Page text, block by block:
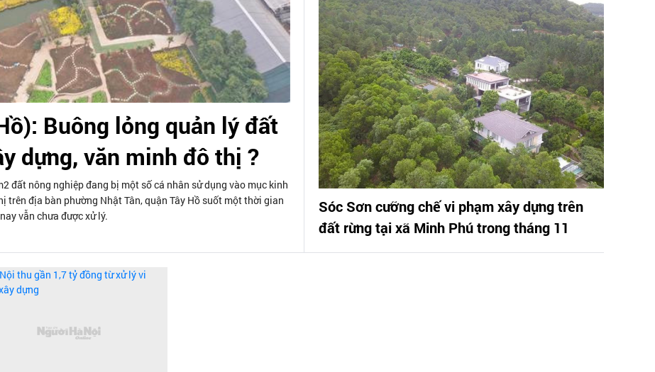
Buông lỏng quản lý đất
dựng, văn minh đô thị ?
đất nông nghiệp đang bị một số cá nhân sử dụng vào mục kinh
địa bàn phường Nhật Tân, quận Tây Hồ suốt một thời gian
vẫn chưa được xử lý.
Sóc Sơn cưỡng chế vi phạm xây dựng trên
đất rừng tại xã Minh Phú trong tháng 11